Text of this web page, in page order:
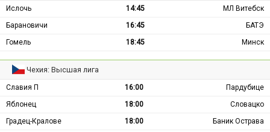
Ислочь 14:45
МЛ Витебск
Барановичи
16:45
БАТЭ
Гомель
18:45 Минск
Чехия: Высшая лига
Славия П 16:00
Пардубице
Яблонец
18:00
Словацко
Градец-Кралове
18:00
Баник Острава